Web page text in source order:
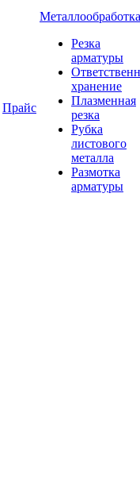
Прайс
Металлообработка
Резка
арматуры
хранение
Плазменная
резка
Рубка
листового
металла
Размотка
арматуры